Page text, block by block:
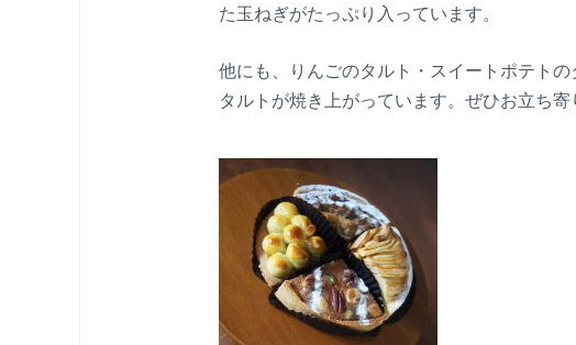
た玉ねぎがたっぷり入っています。
他にも、りんごのタルト・スイートポテト
タルトが焼き上がっています。ぜひお立ち寄